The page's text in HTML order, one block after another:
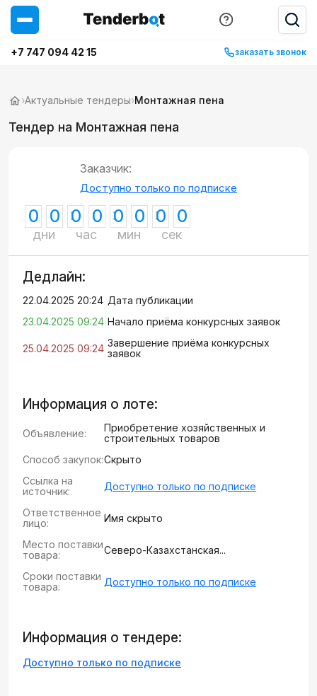
+7 747 094 42 15 заказать звонок
›Актуальные тендеры›Монтажная пена
Тендер на Монтажная пена
Заказчик:
Доступно только по подписке
0 0
дни
0 0
час
0 0
мин
0 0
сек
Дедлайн:
22.04.2025 20:24 Дата публикации
23.04.2025 09:24 Начало приёма конкурсных заявок
25.04.2025 09:24 Завершение приёма конкурсных
заявок
Информация о лоте:
Объявление:
Приобретение хозяйственных и
строительных товаров
Способ закупок:Скрыто
Ссылка на
источник:
Доступно только по подписке
Ответственное
лицо:
Имя скрыто
Место поставки
товара:
Северо-Казахстанская...
Сроки поставки
товара:
Доступно только по подписке
Информация о тендере:
Доступно только по подписке